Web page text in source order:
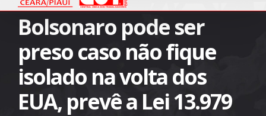
Bolsonaro pode ser
preso caso não fique
isolado na volta dos
EUA, prevê a Lei 13.979